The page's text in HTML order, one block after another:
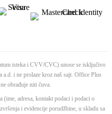
isteka i CVV/CVC) unose se isključivo
i ne prolaze kroz naš sajt. Office Plus
obrađuje niti čuva.
adresa, kontakt podaci i podaci o
i evidencije porudžbine, u skladu sa